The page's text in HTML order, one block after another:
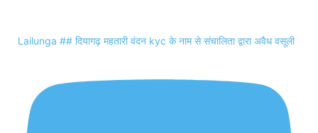
Lailunga ## दियागढ़ महतारी वंदन kyc के नाम से संचालिता द्वारा अवैध वसूली